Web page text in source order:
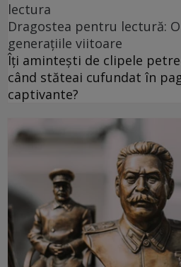
lectura
Dragostea pentru lectură:
generațiile viitoare
Îți amintești de clipele
când stăteai cufundat în
captivante?